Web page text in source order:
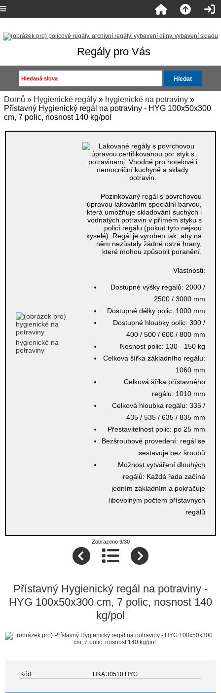
Regály pro Vás
Domů » Hygienické regály » hygienické na potraviny »
Přístavný Hygienický regál na potraviny - HYG 100x50x300
cm, 7 polic, nosnost 140 kg/pol
hygienické na
potraviny
Pozinkovaný regál s povrchovou
úpravou lakováním speciální barvou,
která umožňuje skladování suchých i
vodnatých potravin v přímém styku s
policí regálu (pokud tyto nejsou
kyselé). Regál je vyroben tak, aby na
něm nezůstaly žádné ostré hrany,
které mohou způsobit poranění.
Vlastnosti:
Dostupné výšky regálů: 2000 /
2500 / 3000 mm
Dostupné délky polic: 1000 mm
Dostupné hloubky polic:300 /
400 / 500 / 600 / 800 mm
Nosnost polic: 130 - 150 kg
Celková šířka základního regálu:
1060 mm
Celková šířka přístavného
regálu: 1010 mm
Celková hloubka regálu:335 /
435 / 535 / 635 / 835 mm
Přestavitelnost polic: po 25 mm
Bezšroubové provedení: regál se
sestavuje bez šroubů
Možnost vytváření dlouhých
regálů: Každá řada začíná
jedním základním a pokračuje
libovolným počtem přístavných
regálů
Zobrazeno 9/30
Přístavný Hygienický regál na potraviny -
HYG 100x50x300 cm, 7 polic, nosnost 140
kg/pol
Kód: HKA 30510 HYG